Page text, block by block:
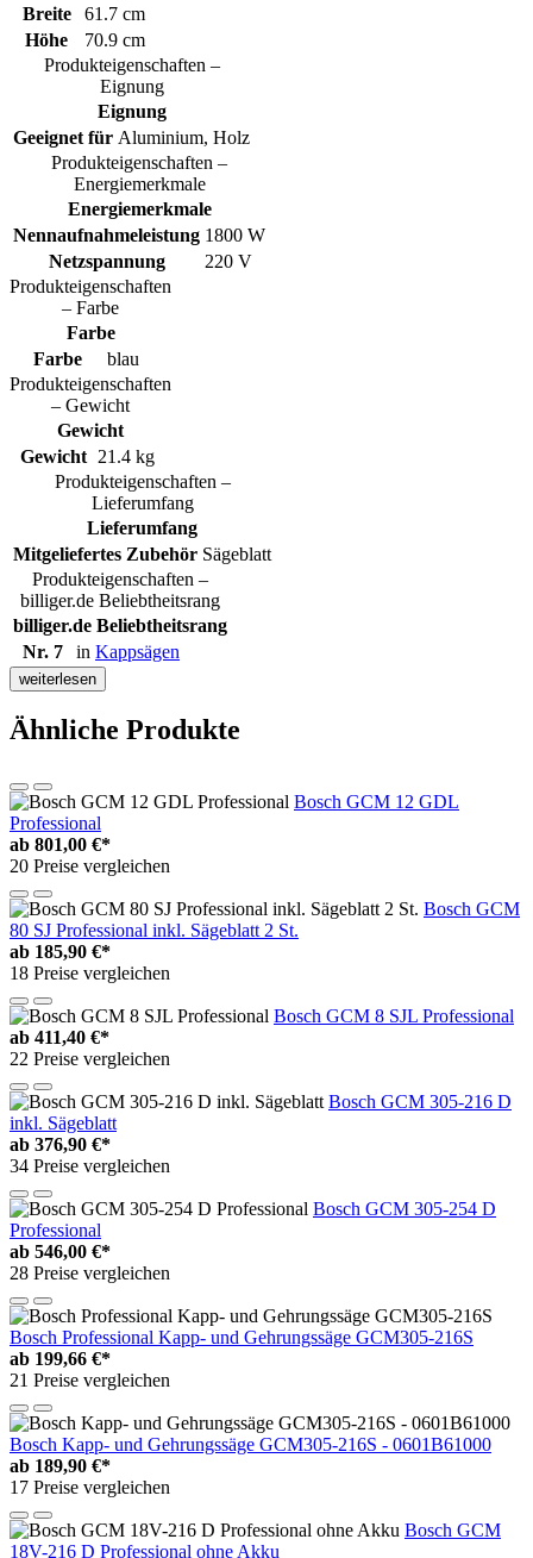
Breite
61.7 cm
Höhe
70.9 cm
Produkteigenschaften –
Eignung
Eignung
Geeignet für Aluminium, Holz
Produkteigenschaften –
Energiemerkmale
Energiemerkmale
Nennaufnahmeleistung 1800 W
Netzspannung
220 V
Produkteigenschaften
– Farbe
Farbe
Farbe
blau
Produkteigenschaften
– Gewicht
Gewicht
Gewicht
21.4 kg
Produkteigenschaften –
Lieferumfang
Lieferumfang
Mitgeliefertes Zubehör Sägeblatt
Produkteigenschaften –
billiger.de Beliebtheitsrang
billiger.de Beliebtheitsrang
Nr. 7
in Kappsägen
weiterlesen
Ähnliche Produkte
Bosch GCM 12 GDL
Professional
ab 801,00 €*
20 Preise vergleichen
Bosch GCM
80 SJ Professional inkl. Sägeblatt 2 St.
ab 185,90 €*
18 Preise vergleichen
Bosch GCM 8 SJL Professional
ab 411,40 €*
22 Preise vergleichen
Bosch GCM 305-216 D
inkl. Sägeblatt
ab 376,90 €*
34 Preise vergleichen
Bosch GCM 305-254 D
Professional
ab 546,00 €*
28 Preise vergleichen
Bosch Professional Kapp- und Gehrungssäge GCM305-216S
ab 199,66 €*
21 Preise vergleichen
Bosch Kapp- und Gehrungssäge GCM305-216S - 0601B61000
ab 189,90 €*
17 Preise vergleichen
Bosch GCM
18V-216 D Professional ohne Akku